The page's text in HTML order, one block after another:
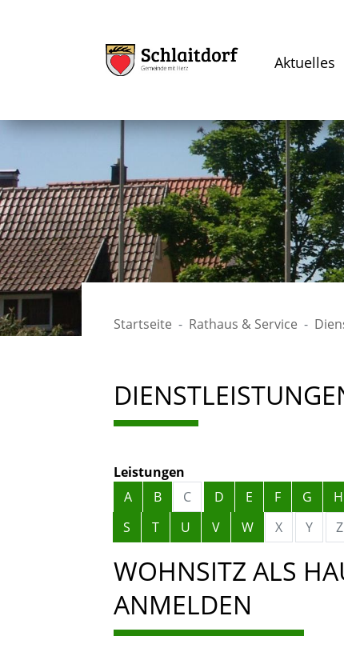
Aktuelles
Startseite Rathaus & Service
Leistungen
Alphabetisches Register überspringen
A B C D E F G H
S
T U V W X Y Z
WOHNSITZ ALS
ANMELDEN